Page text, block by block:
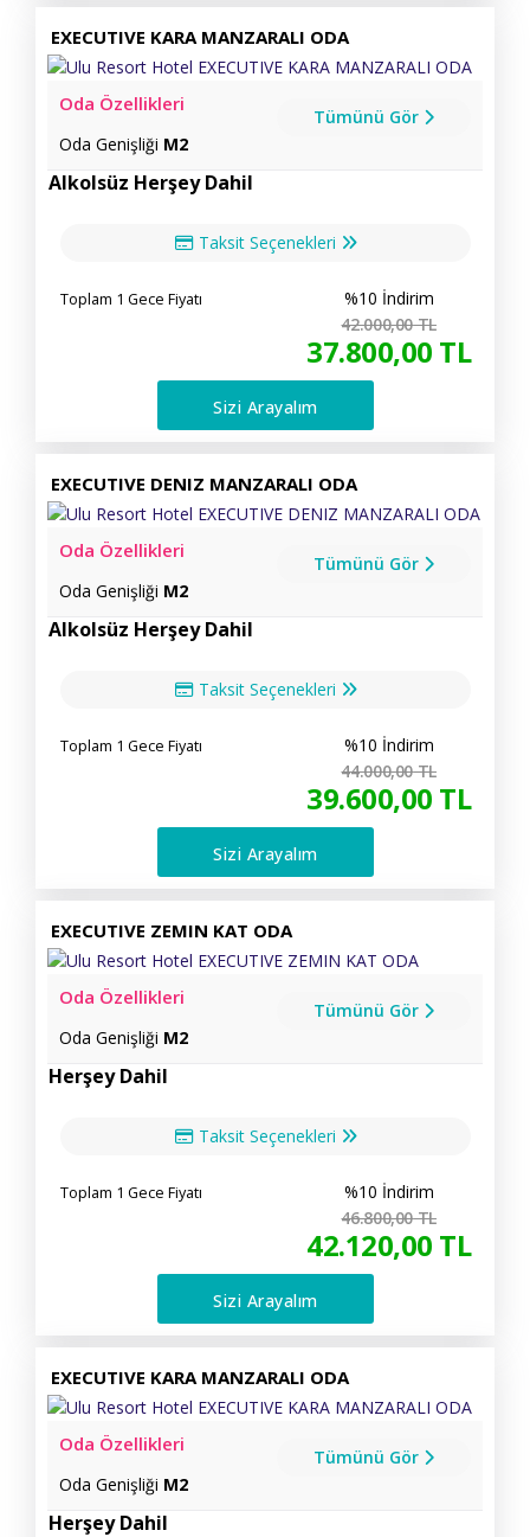
EXECUTIVE KARA MANZARALI ODA
Oda Özellikleri
Oda Genişliği M2
Tümünü Gör
Alkolsüz Herşey Dahil
Taksit Seçenekleri
Toplam 1 Gece Fiyatı
%10 İndirim
42.000,00TL
37.800,00 TL
Sizi Arayalım
EXECUTIVE DENIZ MANZARALI ODA
Oda Özellikleri
Oda Genişliği M2
Tümünü Gör
Alkolsüz Herşey Dahil
Taksit Seçenekleri
Toplam 1 Gece Fiyatı
%10 İndirim
44.000,00TL
39.600,00 TL
Sizi Arayalım
EXECUTIVE ZEMIN KAT ODA
Oda Özellikleri
Oda Genişliği M2
Tümünü Gör
Herşey Dahil
Taksit Seçenekleri
Toplam 1 Gece Fiyatı
%10 İndirim
46.800,00TL
42.120,00 TL
Sizi Arayalım
EXECUTIVE KARA MANZARALI ODA
Oda Özellikleri
Oda Genişliği M2
Tümünü Gör
Herşey Dahil